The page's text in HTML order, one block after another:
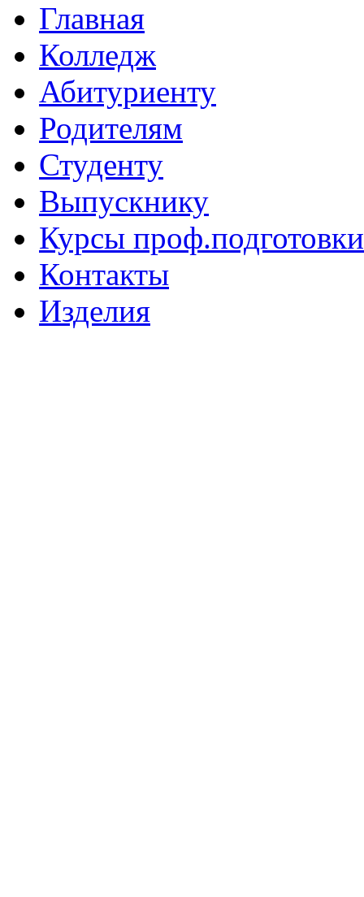
Главная
Колледж
Абитуриенту
Родителям
Студенту
Выпускнику
Курсы проф.подготовки
Контакты
Изделия